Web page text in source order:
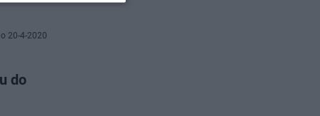
20-4-2020
do